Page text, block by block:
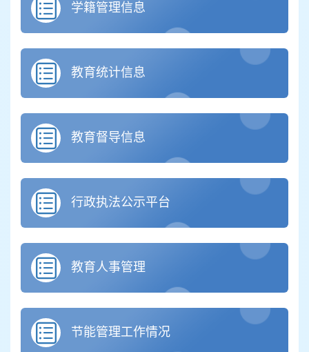
学籍管理信息
教育统计信息
教育督导信息
行政执法公示平台
教育人事管理
节能管理工作情况